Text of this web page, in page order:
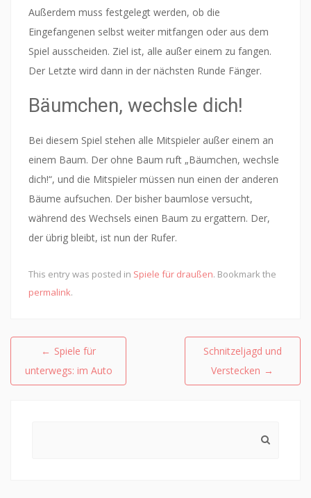
Außerdem muss festgelegt werden, ob die
Eingefangenen selbst weiter mitfangen oder aus dem
Spiel ausscheiden. Ziel ist, alle außer einem zu fangen.
Der Letzte wird dann in der nächsten Runde Fänger.
Bäumchen, wechsle dich!
Bei diesem Spiel stehen alle Mitspieler außer einem an
einem Baum. Der ohne Baum ruft „Bäumchen, wechsle
dich!“, und die Mitspieler müssen nun einen der anderen
Bäume aufsuchen. Der bisher baumlose versucht,
während des Wechsels einen Baum zu ergattern. Der,
der übrig bleibt, ist nun der Rufer.
This entry was posted in Spiele für draußen. Bookmark the
permalink.
Beitragsnavigation
← Spiele für
unterwegs: im Auto
Schnitzeljagd und
Verstecken →